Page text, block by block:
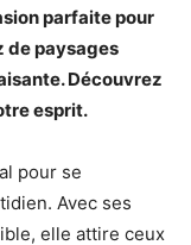
parfaite pour
de paysages
Découvrez
esprit.
pour se
Avec ses
elle attire ceux